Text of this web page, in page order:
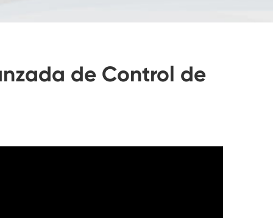
de Control de